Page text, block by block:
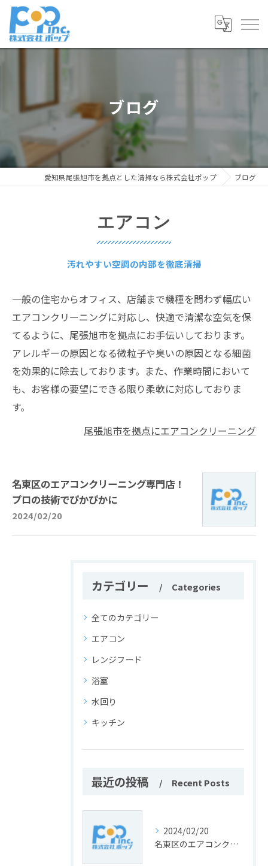
ブログ
愛知県尾張旭市を拠点とした清掃なら株式会社ポップ ブログ
エアコン
汚れやすい空調の内部を徹底清掃
一般の住宅からオフィス、店舗まで機種を問わず幅広い
エアコンクリーニングに対応し、快適で清潔な空気を保
てるように、尾張旭市を拠点にお手伝いしております。
アレルギーの原因となる微粒子や臭いの原因となる細菌
を効果的に除去しております。また、作業時間において
も、お客様の要望にできる限り柔軟に対応しておりま
す。
尾張旭市を拠点にエアコンクリーニング
名東区のエアコンクリーニング専門店！
プロの技術でぴかぴかに
2024/02/20
カテゴリー Categories
全てのカテゴリー
エアコン
レンジフード
浴室
水回り
キッチン
最近の投稿 Recent Posts
2024/02/20
名東区のエアコンクリーニング専門店！プロの技術でぴかぴかに